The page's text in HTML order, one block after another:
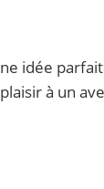
idée
à un